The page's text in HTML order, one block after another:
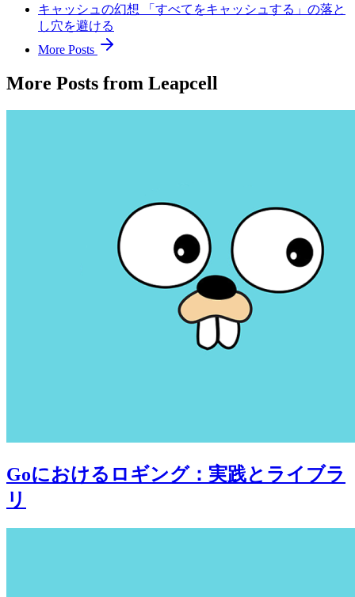
キャッシュの幻想 「すべてをキャッシュする」の落と
し穴を避ける
More Posts
More Posts from Leapcell
Goにおけるロギング：実践とライブラ
リ